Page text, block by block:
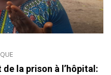
la prison à l’hôpital: